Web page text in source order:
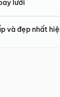
lưới
và đẹp nhất